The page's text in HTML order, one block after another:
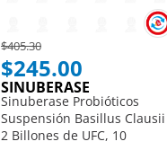
Price reduced from
$405.30to
$245.00
SINUBERASE
Sinuberase Probióticos
Suspensión Basillus Clausii
2 Billones de UFC, 10